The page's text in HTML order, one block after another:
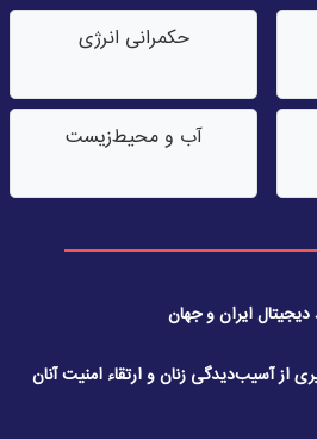
حکمرانی انرژی
آب‌ و محیط‌زیست
ایران و جهان
آسیب‌دیدگی زنان و ارتقاء امنیت آنان